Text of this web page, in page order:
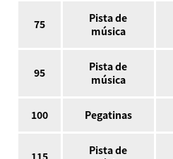
75
Pista de
música
95
Pista de
música
100 Pegatinas
Pista de